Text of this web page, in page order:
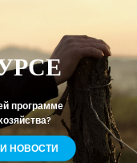
программе
НОВОСТИ